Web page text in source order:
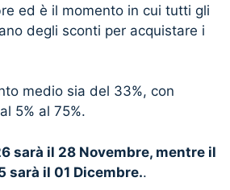
ed è il momento in cui tutti gli
degli sconti per acquistare i
medio sia del 33%, con
5% al 75%.
sarà il 28 Novembre, mentre il
sarà il 01 Dicembre..